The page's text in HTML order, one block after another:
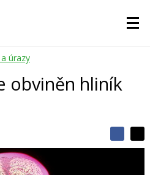
úrazy
obviněn hliník
SS